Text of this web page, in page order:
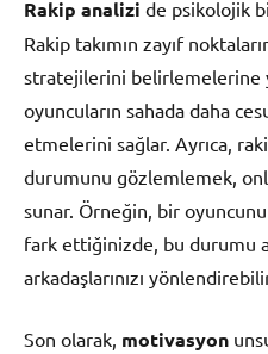
Rakip analizi de psikolojik
Rakip takımın zayıf
stratejilerini belirlemelerine
oyuncuların sahada daha
etmelerini sağlar. Ayrıca,
durumunu gözlemlemek,
sunar. Örneğin, bir
fark ettiğinizde, bu durumu
arkadaşlarınızı
Son olarak, motivasyon